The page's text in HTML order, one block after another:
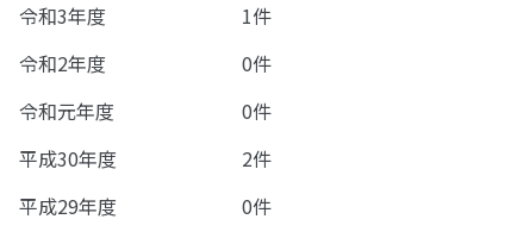
令和3年度
1件
令和2年度
0件
令和元年度
0件
平成30年度
2件
平成29年度
0件